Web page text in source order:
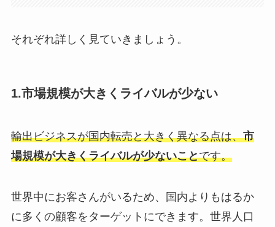
それぞれ詳しく見ていきましょう。
1.市場規模が大きくライバルが少ない
輸出ビジネスが国内転売と大きく異なる点は、市
場規模が大きくライバルが少ないことです。
世界中にお客さんがいるため、国内よりもはるか
に多くの顧客をターゲットにできます。世界人口